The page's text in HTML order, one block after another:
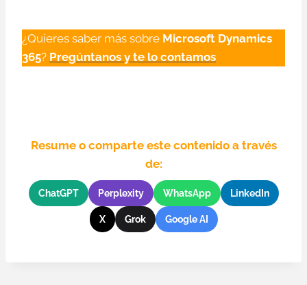
¿Quieres saber más sobre Microsoft Dynamics
365? Pregúntanos y te lo contamos
Resume o comparte este contenido a través
de:
ChatGPT Perplexity WhatsApp LinkedIn
X Grok Google AI